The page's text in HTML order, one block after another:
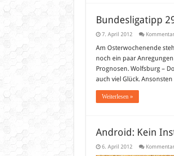
Bundesligatipp
7. April 2012
Am Osterwochenende
noch ein paar
Prognosen. Wolfsburg –
auch viel Glück.
Weiterlesen »
Android: Kein
6. April 2012